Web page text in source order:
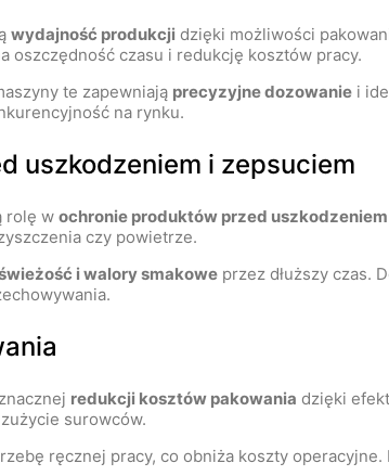
wydajność produkcji dzięki możliwości
oszczędność czasu i redukcję kosztów pracy.
te zapewniają precyzyjne dozowanie i
na rynku.
uszkodzeniem i zepsuciem
rolę w ochronie produktów przed uszkodzeniem
czy powietrze.
i walory smakowe przez dłuższy czas.
redukcji kosztów pakowania dzięki
surowców.
ręcznej pracy, co obniża koszty